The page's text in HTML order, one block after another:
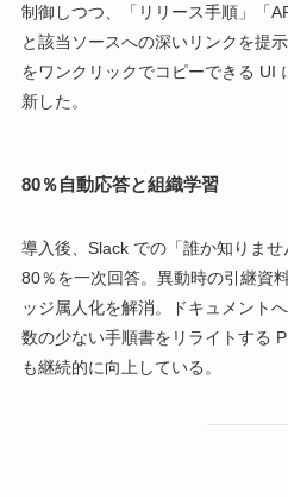
制御しつつ、「リリース手順」「
と該当ソースへの深いリンクを提
をワンクリックでコピーできる UI
新した。
80％自動応答と組織学習
導入後、Slack での「誰か知りま
80％を一次回答。異動時の引継資
ッジ属人化を解消。ドキュメント
数の少ない手順書をリライトする
も継続的に向上している。